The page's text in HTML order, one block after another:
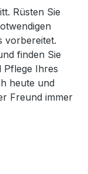
Rüsten Sie
vorbereitet.
finden Sie
Pflege Ihres
heute und
Freund immer